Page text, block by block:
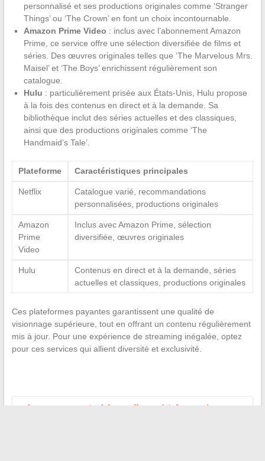
personnalisé et ses productions originales comme ‘Stranger
Things’ ou ‘The Crown’ en font un choix incontournable.
Amazon Prime Video : inclus avec l’abonnement Amazon
Prime, ce service offre une sélection diversifiée de films et
séries. Des œuvres originales telles que ‘The Marvelous Mrs.
Maisel’ et ‘The Boys’ enrichissent régulièrement son
catalogue.
Hulu : particulièrement prisée aux États-Unis, Hulu propose
à la fois des contenus en direct et à la demande. Sa
bibliothèque inclut des séries actuelles et des classiques,
ainsi que des productions originales comme ‘The
Handmaid’s Tale’.
Plateforme Caractéristiques principales
Netflix
Catalogue varié, recommandations
personnalisées, productions originales
Amazon
Prime
Video
Inclus avec Amazon Prime, sélection
diversifiée, œuvres originales
Hulu
Contenus en direct et à la demande, séries
actuelles et classiques, productions originales
Ces plateformes payantes garantissent une qualité de
visionnage supérieure, tout en offrant un contenu régulièrement
mis à jour. Pour une expérience de streaming inégalée, optez
pour ces services qui allient diversité et exclusivité.
Le panorama actuel des meilleurs plateformes de